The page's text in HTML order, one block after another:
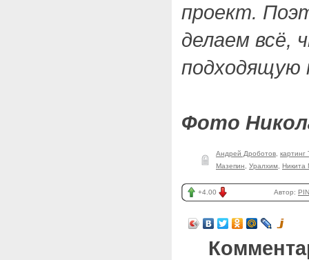
проект.
делаем всё,
подходящую
Фото
Андрей Дроботов картинг
Мазепин
Уралхим Никита
+4.00 Автор: